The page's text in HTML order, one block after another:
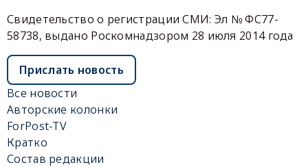
Свидетельство о регистрации СМИ: Эл № ФС77-
58738, выдано Роскомнадзором 28 июля 2014 года
Прислать новость
Все новости
Авторские колонки
ForPost-TV
Кратко
Состав редакции